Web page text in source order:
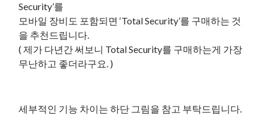
Security’를
모바일 장비도 포함되면 ‘Total Security’를 구매하는 것
을 추천드립니다.
( 제가 다년간 써보니 Total Security를 구매하는게 가장
무난하고 좋더라구요. )
세부적인 기능 차이는 하단 그림을 참고 부탁드립니다.